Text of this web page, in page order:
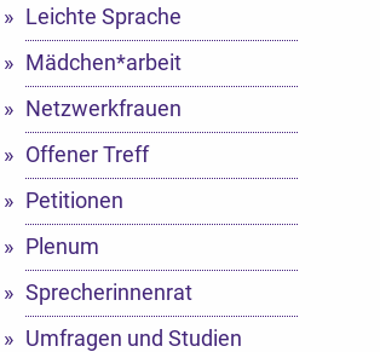
Leichte Sprache
Mädchen*arbeit
Netzwerkfrauen
Offener Treff
Petitionen
Plenum
Sprecherinnenrat
Umfragen und Studien